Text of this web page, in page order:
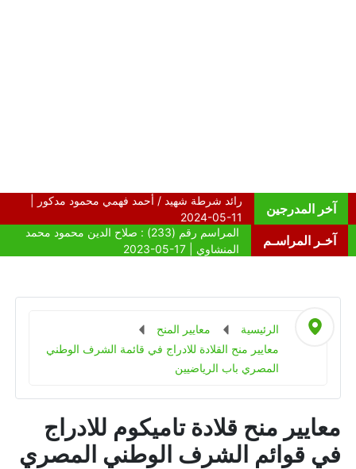
آخر المدرجين
آخـر المراسـم
الرئيسية
معايير المنح
معايير منح القلادة للادراج في قائمة الشرف الوطني
المصري باب الرياضيين
معايير منح قلادة تاميكوم للادراج
في قوائم الشرف الوطني المصري